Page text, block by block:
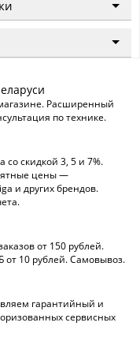
Расширенный
по технике.
со скидкой 3, 5 и 7%.
цены —
и других брендов.
от 150 рублей.
от 10 рублей. Самовывоз.
гарантийный и
сервисных